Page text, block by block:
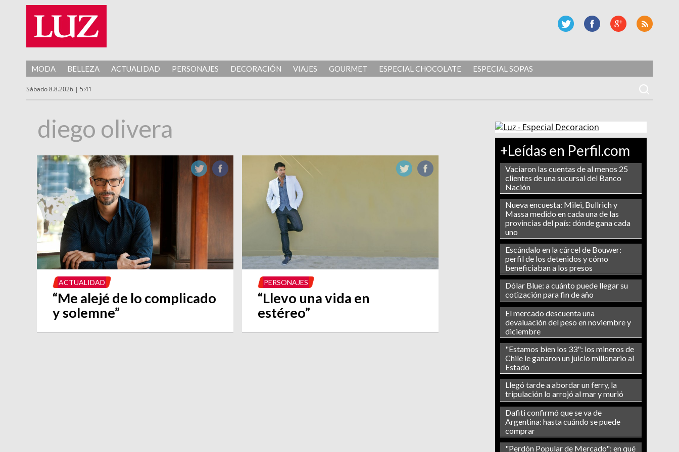
MODA BELLEZA ACTUALIDAD PERSONAJES DECORACIÓN VIAJES GOURMET ESPECIAL CHOCOLATE ESPECIAL SOPAS
Sábado 8.8.2026 | 5:41
+Leídas en Perfil.com
Vaciaron las cuentas de al menos 25
clientes de una sucursal del Banco
Nación
Nueva encuesta: Milei, Bullrich y
Massa medido en cada una de las
provincias del país: dónde gana cada
uno
Escándalo en la cárcel de Bouwer:
perfil de los detenidos y cómo
beneficiaban a los presos
Dólar Blue: a cuánto puede llegar su
cotización para fin de año
El mercado descuenta una
devaluación del peso en noviembre y
diciembre
"Estamos bien los 33": los mineros de
Chile le ganaron un juicio millonario al
Estado
Llegó tarde a abordar un ferry, la
tripulación lo arrojó al mar y murió
Dafiti confirmó que se va de
Argentina: hasta cuándo se puede
comprar
"Perdón Popular de Mercado": en qué
diego olivera
ACTUALIDAD
“Me alejé de lo complicado
y solemne”
PERSONAJES
“Llevo una vida en
estéreo”